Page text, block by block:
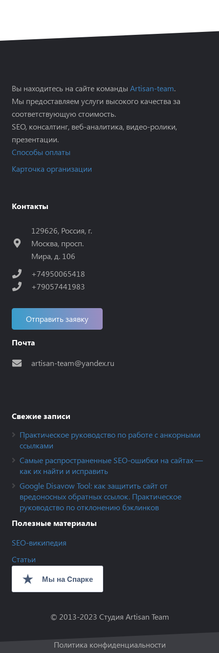
Вы находитесь на сайте команды Artisan-team.
Мы предоставляем услуги высокого качества за
соответствующую стоимость.
SEO, консалтинг, веб-аналитика, видео-ролики,
презентации.
Способы оплаты
Карточка организации
Контакты
129626, Россия, г.
Москва, просп.
Мира, д. 106
+74950065418
+79057441983
Отправить заявку
Почта
artisan-team@yandex.ru
Свежие записи
Практическое руководство по работе с анкорными
ссылками
Самые распространенные SEO-ошибки на сайтах —
как их найти и исправить
Google Disavow Tool: как защитить сайт от
вредоносных обратных ссылок. Практическое
руководство по отклонению бэклинков
Полезные материалы
SEO-википедия
Статьи
© 2013-2023 Студия Artisan Team
Политика конфиденциальности